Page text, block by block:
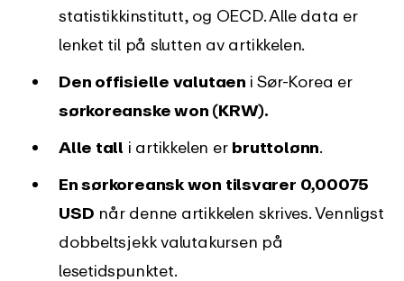
statistikkinstitutt, og OECD. Alle data er
lenket til på slutten av artikkelen.
Den offisielle valutaen i Sør-Korea er
sørkoreanske won (KRW).
Alle tall i artikkelen er bruttolønn.
En sørkoreansk won tilsvarer 0,00075
USD når denne artikkelen skrives. Vennligst
dobbeltsjekk valutakursen på
lesetidspunktet.